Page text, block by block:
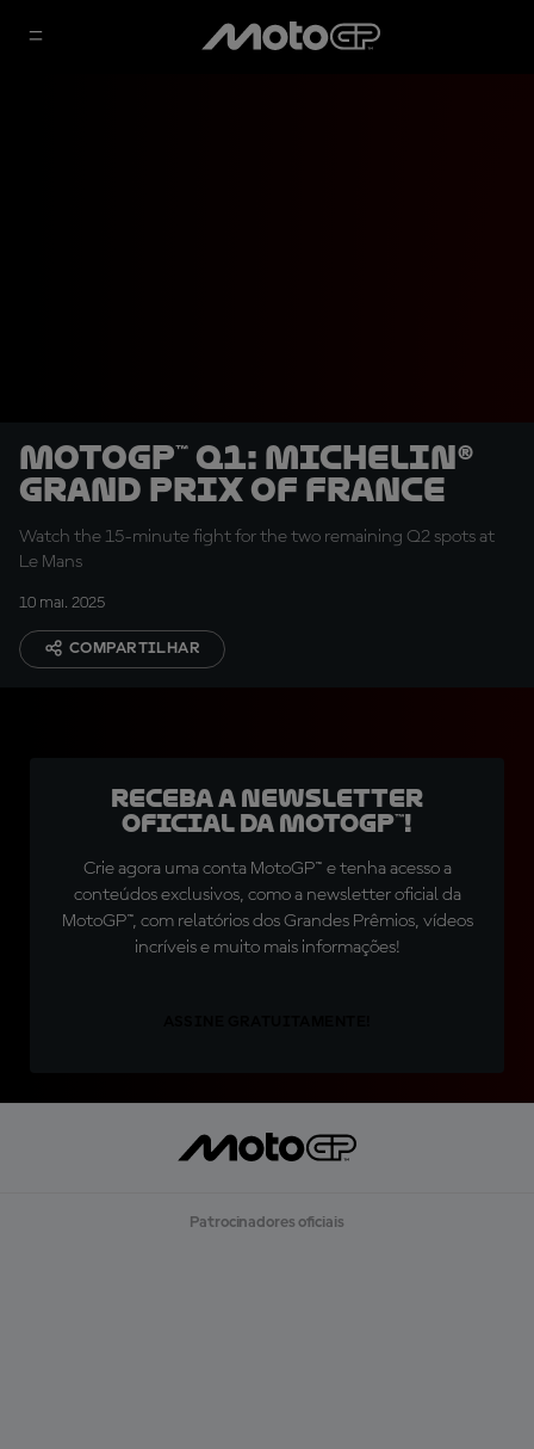
MotoGP™ Q1: Michelin®
Grand Prix of France
Watch the 15-minute fight for the two remaining Q2 spots at
Le Mans
10 mai. 2025
COMPARTILHAR
Receba a newsletter
oficial da MotoGP™!
Crie agora uma conta MotoGP™ e tenha acesso a
conteúdos exclusivos, como a newsletter oficial da
MotoGP™, com relatórios dos Grandes Prêmios, vídeos
incríveis e muito mais informações!
Patrocinadores oficiais